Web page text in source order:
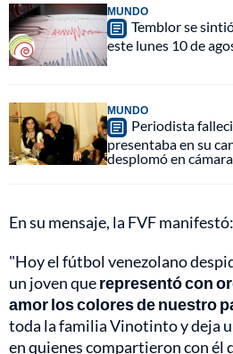
MUNDO
Temblor se
este lunes 10 de
MUNDO
Periodista
presentaba en su
desplomó en cámara
En su mensaje, la FVF manifestó:
"Hoy el fútbol venezolano
un joven querepresentó con
amor los colores de nuestro
toda la familia Vinotinto y deja
en quienes compartieron con él